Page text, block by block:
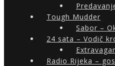
Tough Mudder
Sabor –
24 sata – Vodič
Radio Rijeka –